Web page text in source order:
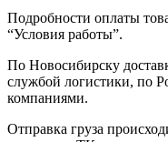
Подробности оплаты
“Условия работы”.
По Новосибирску
службой логистики, по
компаниями.
Отправка груза